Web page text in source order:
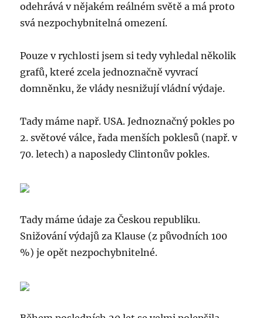
odehrává v nějakém reálném světě a má proto
svá nezpochybnitelná omezení.
Pouze v rychlosti jsem si tedy vyhledal několik
grafů, které zcela jednoznačně vyvrací
domněnku, že vlády nesnižují vládní výdaje.
Tady máme např. USA. Jednoznačný pokles po
2. světové válce, řada menších poklesů (např. v
70. letech) a naposledy Clintonův pokles.
Tady máme údaje za Českou republiku.
Snižování výdajů za Klause (z původních 100
%) je opět nezpochybnitelné.